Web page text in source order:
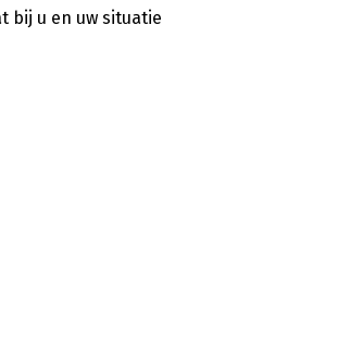
bij u en uw situatie